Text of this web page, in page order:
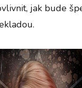
jak bude